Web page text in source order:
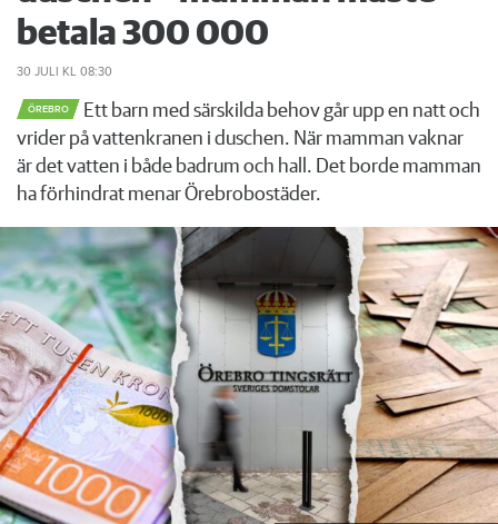
betala 300 000
30 JULI KL 08:30
ÖREBRO
Ett barn med särskilda behov går upp en natt och
vrider på vattenkranen i duschen. När mamman vaknar
är det vatten i både badrum och hall. Det borde mamman
ha förhindrat menar Örebrobostäder.